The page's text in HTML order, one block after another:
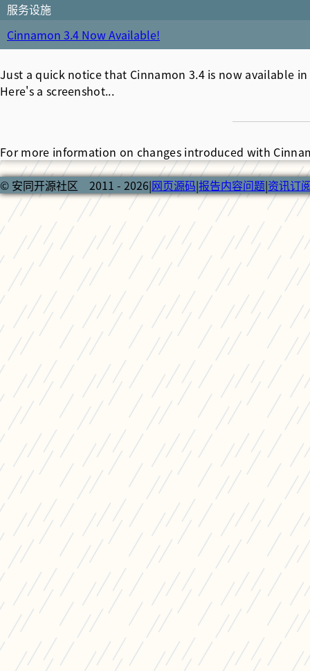
服务设施
Cinnamon 3.4 Now Available!
Just a quick notice that Cinnamon 3.4 is now available
Here's a screenshot...
For more information on changes introduced with
© 安同开源社区 2011 - 2026|网页源码|报告内容问题|资讯订